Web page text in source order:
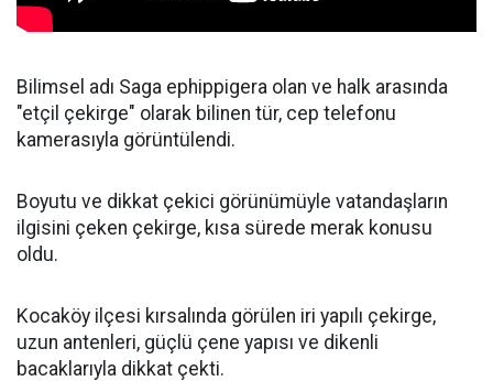
Bilimsel adı Saga ephippigera olan ve halk arasında
"etçil çekirge" olarak bilinen tür, cep telefonu
kamerasıyla görüntülendi.
Boyutu ve dikkat çekici görünümüyle vatandaşların
ilgisini çeken çekirge, kısa sürede merak konusu
oldu.
Kocaköy ilçesi kırsalında görülen iri yapılı çekirge,
uzun antenleri, güçlü çene yapısı ve dikenli
bacaklarıyla dikkat çekti.